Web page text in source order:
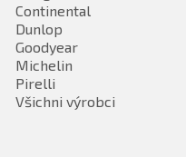
Continental
Dunlop
Goodyear
Michelin
Pirelli
Všichni výrobci